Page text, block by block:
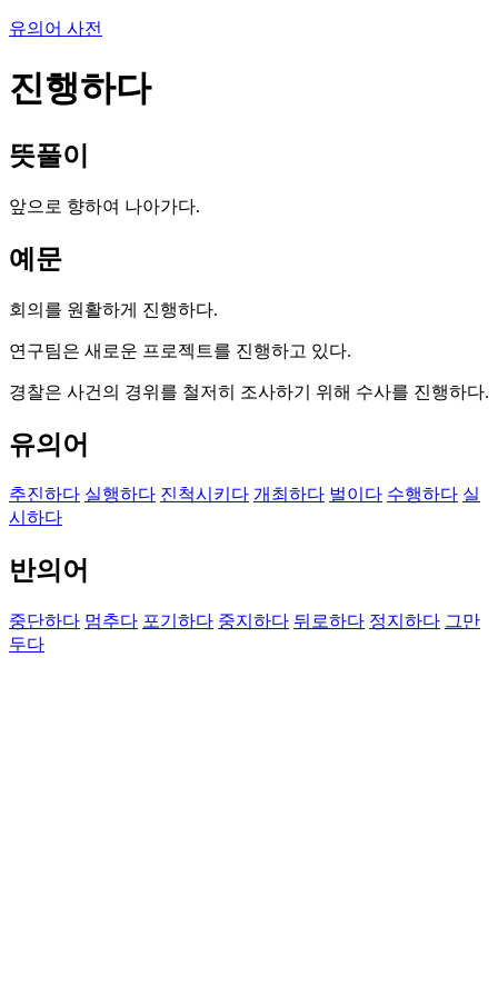
유의어 사전
진행하다
뜻풀이
앞으로 향하여 나아가다.
예문
회의를 원활하게 진행하다.
연구팀은 새로운 프로젝트를 진행하고 있다.
경찰은 사건의 경위를 철저히 조사하기 위해 수사를 진행하다.
유의어
추진하다 실행하다 진척시키다 개최하다 벌이다 수행하다 실
시하다
반의어
중단하다 멈추다 포기하다 중지하다 뒤로하다 정지하다 그만
두다